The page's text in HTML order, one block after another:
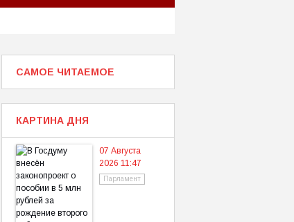
САМОЕ ЧИТАЕМОЕ
КАРТИНА ДНЯ
07 Августа
2026 11:47
Парламент